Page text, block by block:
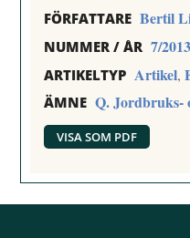
FÖRFATTARE Bertil
NUMMER / ÅR 7/
ARTIKELTYP Artikel,
ÄMNE Q. Jordbruks-
VISA SOM PDF